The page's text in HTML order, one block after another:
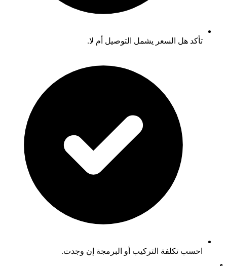
تأكد هل السعر يشمل التوصيل أم لا.
احسب تكلفة التركيب أو البرمجة إن وجدت.